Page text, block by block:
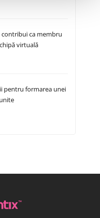
contribui ca membru
virtuală
pentru formarea unei